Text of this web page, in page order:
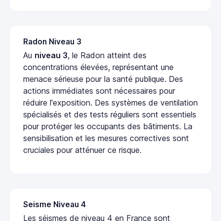
Radon Niveau 3
Au niveau 3, le Radon atteint des
concentrations élevées, représentant une
menace sérieuse pour la santé publique. Des
actions immédiates sont nécessaires pour
réduire l'exposition. Des systèmes de ventilation
spécialisés et des tests réguliers sont essentiels
pour protéger les occupants des bâtiments. La
sensibilisation et les mesures correctives sont
cruciales pour atténuer ce risque.
Seisme Niveau 4
Les séismes de niveau 4 en France sont